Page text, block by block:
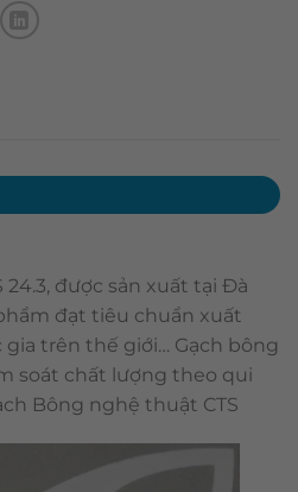
24.3, được sản xuất tại Đà
đạt tiêu chuẩn xuất
trên thế giới… Gạch bông
soát chất lượng theo qui
Bông nghệ thuật CTS